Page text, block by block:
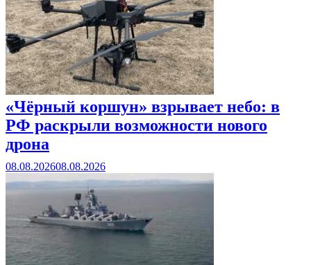
«Чёрный коршун» взрывает небо: в
РФ раскрыли возможности нового
дрона
08.08.202608.08.2026